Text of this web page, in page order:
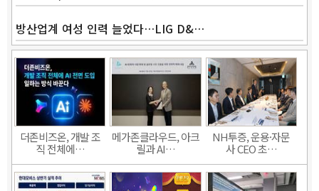
방산업계 여성 인력 늘었다…LIG D&…
더존비즈온, 개발 조
직 전체에…
메가존클라우드, 아크
릴과 AI…
NH투증, 운용·자문
사 CEO 초…